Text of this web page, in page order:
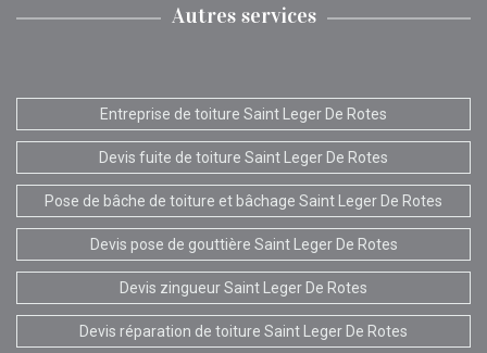
Autres services
Entreprise de toiture Saint Leger De Rotes
Devis fuite de toiture Saint Leger De Rotes
Pose de bâche de toiture et bâchage Saint Leger De Rotes
Devis pose de gouttière Saint Leger De Rotes
Devis zingueur Saint Leger De Rotes
Devis réparation de toiture Saint Leger De Rotes